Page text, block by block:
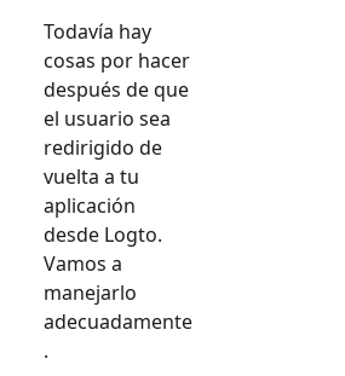
Todavía hay
cosas por hacer
después de que
el usuario sea
redirigido de
vuelta a tu
aplicación
desde Logto.
Vamos a
manejarlo
adecuadamente
.